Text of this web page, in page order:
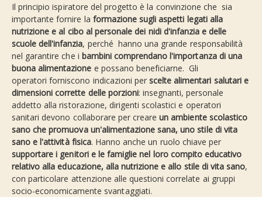
Il principio ispiratore del progetto è la convinzione che sia
importante fornire la formazione sugli aspetti legati alla
nutrizione e al cibo al personale dei nidi d'infanzia e delle
scuole dell'infanzia, perché hanno una grande responsabilità
nel garantire che i bambini comprendano l'importanza di una
buona alimentazione e possano beneficiarne. Gli
operatori forniscono indicazioni perscelte alimentari salutari e
dimensioni corrette delle porzioni: insegnanti, personale
addetto alla ristorazione, dirigenti scolastici e operatori
sanitari devono collaborare per creareun ambiente scolastico
sano che promuova un'alimentazione sana, uno stile di vita
sano e l'attività fisica. Hanno anche un ruolo chiave per
supportare i genitori e le famiglie nel loro compito educativo
relativo alla educazione, alla nutrizione e allo stile di vita sano,
con particolare attenzione alle questioni correlate ai gruppi
socio-economicamente svantaggiati.